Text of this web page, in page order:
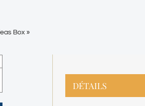
Box »
DÉTAILS